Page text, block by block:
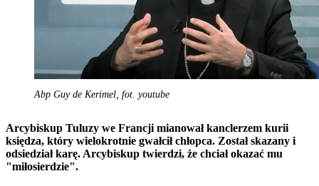
Abp Guy de Kerimel, fot. youtube
Arcybiskup Tuluzy we Francji mianował kanclerzem kurii
księdza, który wielokrotnie gwałcił chłopca. Został skazany i
odsiedział karę. Arcybiskup twierdzi, że chciał okazać mu
"miłosierdzie".